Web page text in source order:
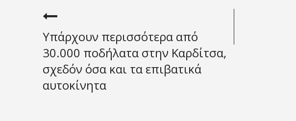
Υπάρχουν περισσότερα από
30.000 ποδήλατα στην Καρδίτσα,
σχεδόν όσα και τα επιβατικά
αυτοκίνητα